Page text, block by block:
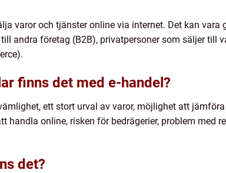
varor och tjänster online via internet. Det kan
andra företag (B2B), privatpersoner som säljer till
finns det med e-handel?
ett stort urval av varor, möjlighet att
handla online, risken för bedrägerier, problem med
det?